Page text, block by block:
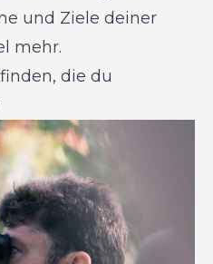
und Ziele deiner
mehr.
die du